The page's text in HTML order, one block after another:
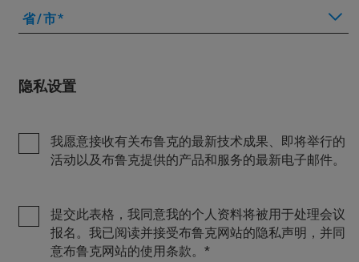
省/市
隐私设置
我愿意接收有关布鲁克的最新技术成果、即将举行的
活动以及布鲁克提供的产品和服务的最新电子邮件。
提交此表格，我同意我的个人资料将被用于处理会议
报名。我已阅读并接受布鲁克网站的隐私声明，并同
意布鲁克网站的使用条款。